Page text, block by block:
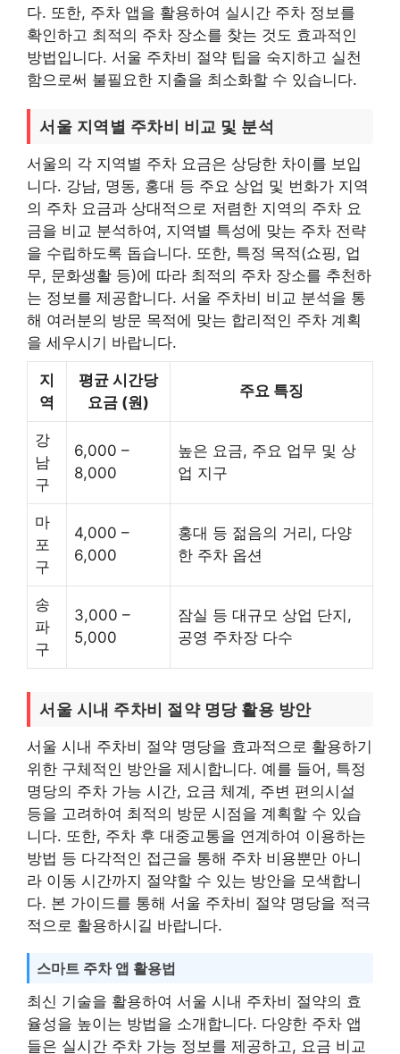
다. 또한, 주차 앱을 활용하여 실시간 주차 정보를
확인하고 최적의 주차 장소를 찾는 것도 효과적인
방법입니다. 서울 주차비 절약 팁을 숙지하고 실천
함으로써 불필요한 지출을 최소화할 수 있습니다.
서울 지역별 주차비 비교 및 분석
서울의 각 지역별 주차 요금은 상당한 차이를 보입
니다. 강남, 명동, 홍대 등 주요 상업 및 번화가 지역
의 주차 요금과 상대적으로 저렴한 지역의 주차 요
금을 비교 분석하여, 지역별 특성에 맞는 주차 전략
을 수립하도록 돕습니다. 또한, 특정 목적(쇼핑, 업
무, 문화생활 등)에 따라 최적의 주차 장소를 추천하
는 정보를 제공합니다. 서울 주차비 비교 분석을 통
해 여러분의 방문 목적에 맞는 합리적인 주차 계획
을 세우시기 바랍니다.
지
역
평균 시간당
요금 (원)
주요 특징
강
남
구
6,000 –
8,000
높은 요금, 주요 업무 및 상
업 지구
마
포
구
4,000 –
6,000
홍대 등 젊음의 거리, 다양
한 주차 옵션
송
파
구
3,000 –
5,000
잠실 등 대규모 상업 단지,
공영 주차장 다수
서울 시내 주차비 절약 명당 활용 방안
서울 시내 주차비 절약 명당을 효과적으로 활용하기
위한 구체적인 방안을 제시합니다. 예를 들어, 특정
명당의 주차 가능 시간, 요금 체계, 주변 편의시설
등을 고려하여 최적의 방문 시점을 계획할 수 있습
니다. 또한, 주차 후 대중교통을 연계하여 이용하는
방법 등 다각적인 접근을 통해 주차 비용뿐만 아니
라 이동 시간까지 절약할 수 있는 방안을 모색합니
다. 본 가이드를 통해 서울 주차비 절약 명당을 적극
적으로 활용하시길 바랍니다.
스마트 주차 앱 활용법
최신 기술을 활용하여 서울 시내 주차비 절약의 효
율성을 높이는 방법을 소개합니다. 다양한 주차 앱
들은 실시간 주차 가능 정보를 제공하고, 요금 비교